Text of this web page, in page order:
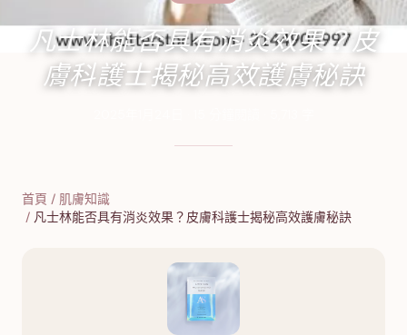
凡士林能否具有消炎效果？皮
膚科護士揭秘高效護膚秘訣
首頁 / 肌膚知識
/ 凡士林能否具有消炎效果？皮膚科護士揭秘高效護膚秘訣